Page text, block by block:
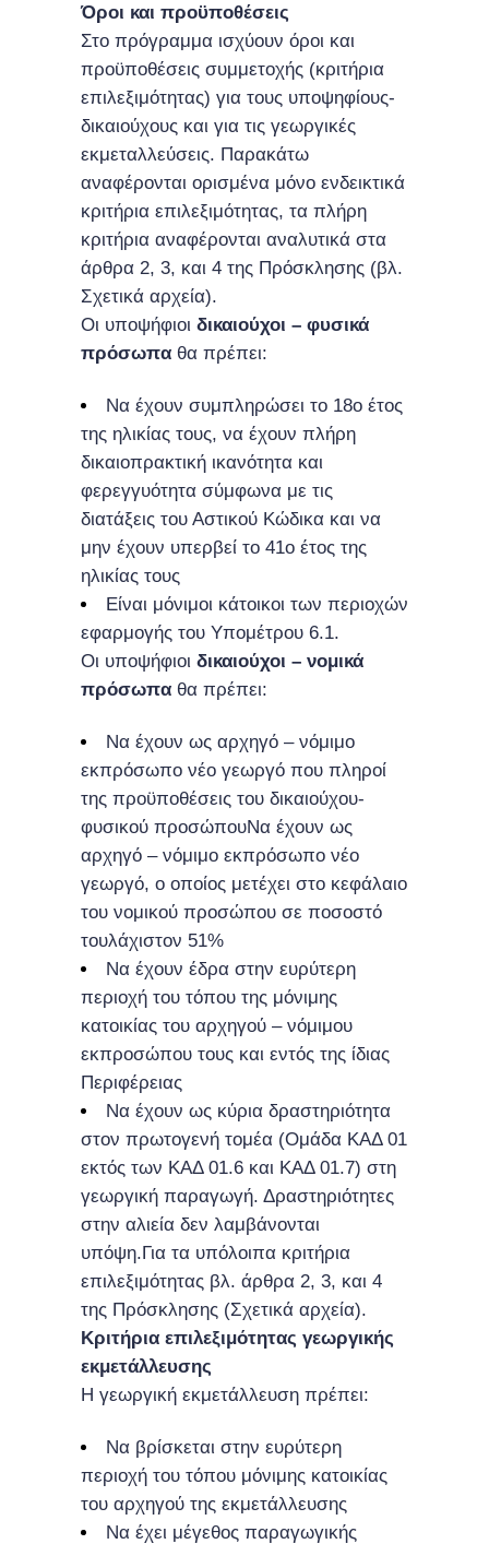
Όροι και προϋποθέσεις
Στο πρόγραμμα ισχύουν όροι και
προϋποθέσεις συμμετοχής (κριτήρια
επιλεξιμότητας) για τους υποψηφίους-
δικαιούχους και για τις γεωργικές
εκμεταλλεύσεις. Παρακάτω
αναφέρονται ορισμένα μόνο ενδεικτικά
κριτήρια επιλεξιμότητας, τα πλήρη
κριτήρια αναφέρονται αναλυτικά στα
άρθρα 2, 3, και 4 της Πρόσκλησης (βλ.
Σχετικά αρχεία).
Οι υποψήφιοι δικαιούχοι – φυσικά
πρόσωπα θα πρέπει:
Να έχουν συμπληρώσει το 18ο έτος
της ηλικίας τους, να έχουν πλήρη
δικαιοπρακτική ικανότητα και
φερεγγυότητα σύμφωνα με τις
διατάξεις του Αστικού Κώδικα και να
μην έχουν υπερβεί το 41ο έτος της
ηλικίας τους
Είναι μόνιμοι κάτοικοι των περιοχών
εφαρμογής του Υπομέτρου 6.1.
Οι υποψήφιοι δικαιούχοι – νομικά
πρόσωπα θα πρέπει:
Να έχουν ως αρχηγό – νόμιμο
εκπρόσωπο νέο γεωργό που πληροί
της προϋποθέσεις του δικαιούχου-
φυσικού προσώπουΝα έχουν ως
αρχηγό – νόμιμο εκπρόσωπο νέο
γεωργό, ο οποίος μετέχει στο κεφάλαιο
του νομικού προσώπου σε ποσοστό
τουλάχιστον 51%
Να έχουν έδρα στην ευρύτερη
περιοχή του τόπου της μόνιμης
κατοικίας του αρχηγού – νόμιμου
εκπροσώπου τους και εντός της ίδιας
Περιφέρειας
Να έχουν ως κύρια δραστηριότητα
στον πρωτογενή τομέα (Ομάδα ΚΑΔ 01
εκτός των ΚΑΔ 01.6 και ΚΑΔ 01.7) στη
γεωργική παραγωγή. Δραστηριότητες
στην αλιεία δεν λαμβάνονται
υπόψη.Για τα υπόλοιπα κριτήρια
επιλεξιμότητας βλ. άρθρα 2, 3, και 4
της Πρόσκλησης (Σχετικά αρχεία).
Κριτήρια επιλεξιμότητας γεωργικής
εκμετάλλευσης
Η γεωργική εκμετάλλευση πρέπει:
Να βρίσκεται στην ευρύτερη
περιοχή του τόπου μόνιμης κατοικίας
του αρχηγού της εκμετάλλευσης
Να έχει μέγεθος παραγωγικής